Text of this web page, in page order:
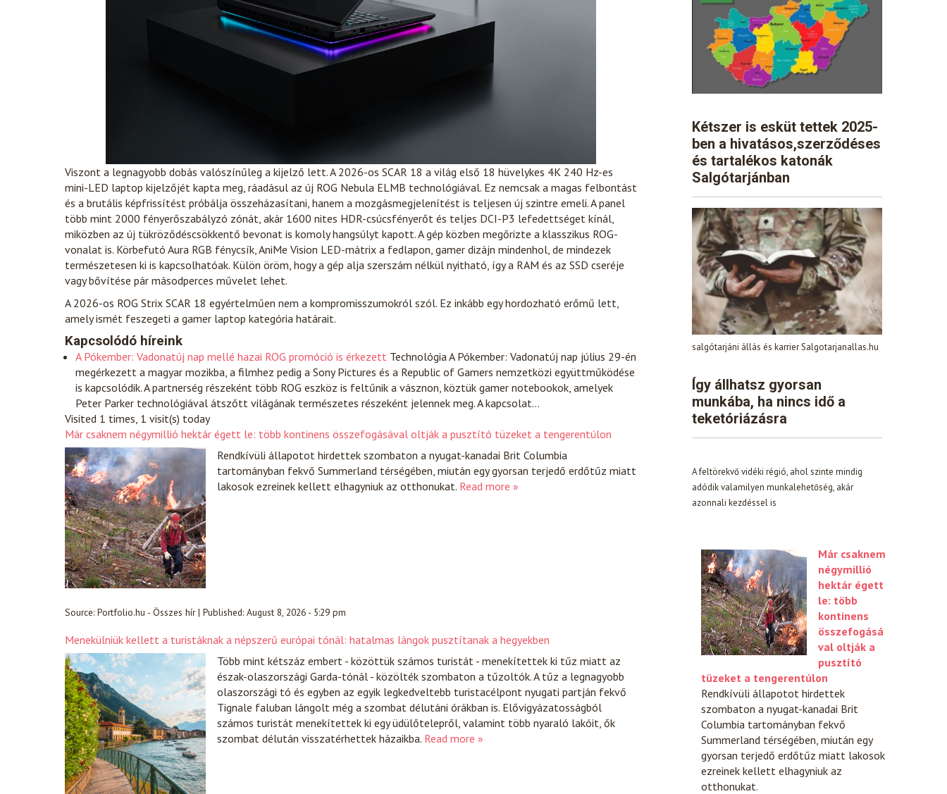
Viszont a legnagyobb dobás valószínűleg a kijelző lett. A 2026-os SCAR 18 a világ első 18 hüvelykes 4K 240 Hz-es
mini-LED laptop kijelzőjét kapta meg, ráadásul az új ROG Nebula ELMB technológiával. Ez nemcsak a magas felbontást
és a brutális képfrissítést próbálja összeházasítani, hanem a mozgásmegjelenítést is teljesen új szintre emeli. A panel
több mint 2000 fényerőszabályzó zónát, akár 1600 nites HDR-csúcsfényerőt és teljes DCI-P3 lefedettséget kínál,
miközben az új tükröződéscsökkentő bevonat is komoly hangsúlyt kapott. A gép közben megőrizte a klasszikus ROG-
vonalat is. Körbefutó Aura RGB fénycsík, AniMe Vision LED-mátrix a fedlapon, gamer dizájn mindenhol, de mindezek
természetesen ki is kapcsolhatóak. Külön öröm, hogy a gép alja szerszám nélkül nyitható, így a RAM és az SSD cseréje
vagy bővítése pár másodperces művelet lehet.
A 2026-os ROG Strix SCAR 18 egyértelműen nem a kompromisszumokról szól. Ez inkább egy hordozható erőmű lett,
amely ismét feszegeti a gamer laptop kategória határait.
Kapcsolódó híreink
A Pókember: Vadonatúj nap mellé hazai ROG promóció is érkezett TechnológiaA Pókember: Vadonatúj nap július 29-én
megérkezett a magyar mozikba, a filmhez pedig a Sony Pictures és a Republic of Gamers nemzetközi együttműködése
is kapcsolódik. A partnerség részeként több ROG eszköz is feltűnik a vásznon, köztük gamer notebookok, amelyek
Peter Parker technológiával átszőtt világának természetes részeként jelennek meg. A kapcsolat…
Visited 1 times, 1 visit(s) today
Már csaknem négymillió hektár égett le: több kontinens összefogásával oltják a pusztító tüzeket a tengerentúlon
Rendkívüli állapotot hirdettek szombaton a nyugat-kanadai Brit Columbia
tartományban fekvő Summerland térségében, miután egy gyorsan terjedő erdőtűz miatt
lakosok ezreinek kellett elhagyniuk az otthonukat. Read more »
Source: Portfolio.hu - Összes hír| Published: August 8, 2026 - 5:29 pm
Menekülniük kellett a turistáknak a népszerű európai tónál: hatalmas lángok pusztítanak a hegyekben
Több mint kétszáz embert - közöttük számos turistát - menekítettek ki tűz miatt az
észak-olaszországi Garda-tónál - közölték szombaton a tűzoltók. A tűz a legnagyobb
olaszországi tó és egyben az egyik legkedveltebb turistacélpont nyugati partján fekvő
Tignale faluban lángolt még a szombat délutáni órákban is. Elővigyázatosságból
számos turistát menekítettek ki egy üdülőtelepről, valamint több nyaraló lakóit, ők
szombat délután visszatérhettek házaikba. Read more »
Kétszer is esküt tettek 2025-
ben a hivatásos,szerződéses
és tartalékos katonák
Salgótarjánban
salgótarjáni állás és karrier Salgotarjanallas.hu
Így állhatsz gyorsan
munkába, ha nincs idő a
teketóriázásra
A feltörekvő vidéki régió, ahol szinte mindig
adódik valamilyen munkalehetőség, akár
azonnali kezdéssel is
Már csaknem
négymillió
hektár égett
le: több
kontinens
összefogásá
val oltják a
pusztító
tüzeket a tengerentúlon
Rendkívüli állapotot hirdettek
szombaton a nyugat-kanadai Brit
Columbia tartományban fekvő
Summerland térségében, miután egy
gyorsan terjedő erdőtűz miatt lakosok
ezreinek kellett elhagyniuk az
otthonukat.